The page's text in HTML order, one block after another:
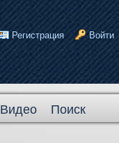
Регистрация Войти
Видео Поиск